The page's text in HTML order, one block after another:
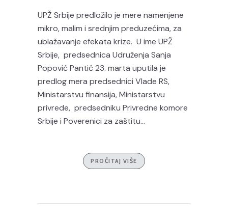
UPŽ Srbije predložilo je mere namenjene
mikro, malim i srednjim preduzećima, za
ublažavanje efekata krize. U ime UPŽ
Srbije, predsednica Udruženja Sanja
Popović Pantić 23. marta uputila je
predlog mera predsednici Vlade RS,
Ministarstvu finansija, Ministarstvu
privrede, predsedniku Privredne komore
Srbije i Poverenici za zaštitu...
PROČITAJ VIŠE